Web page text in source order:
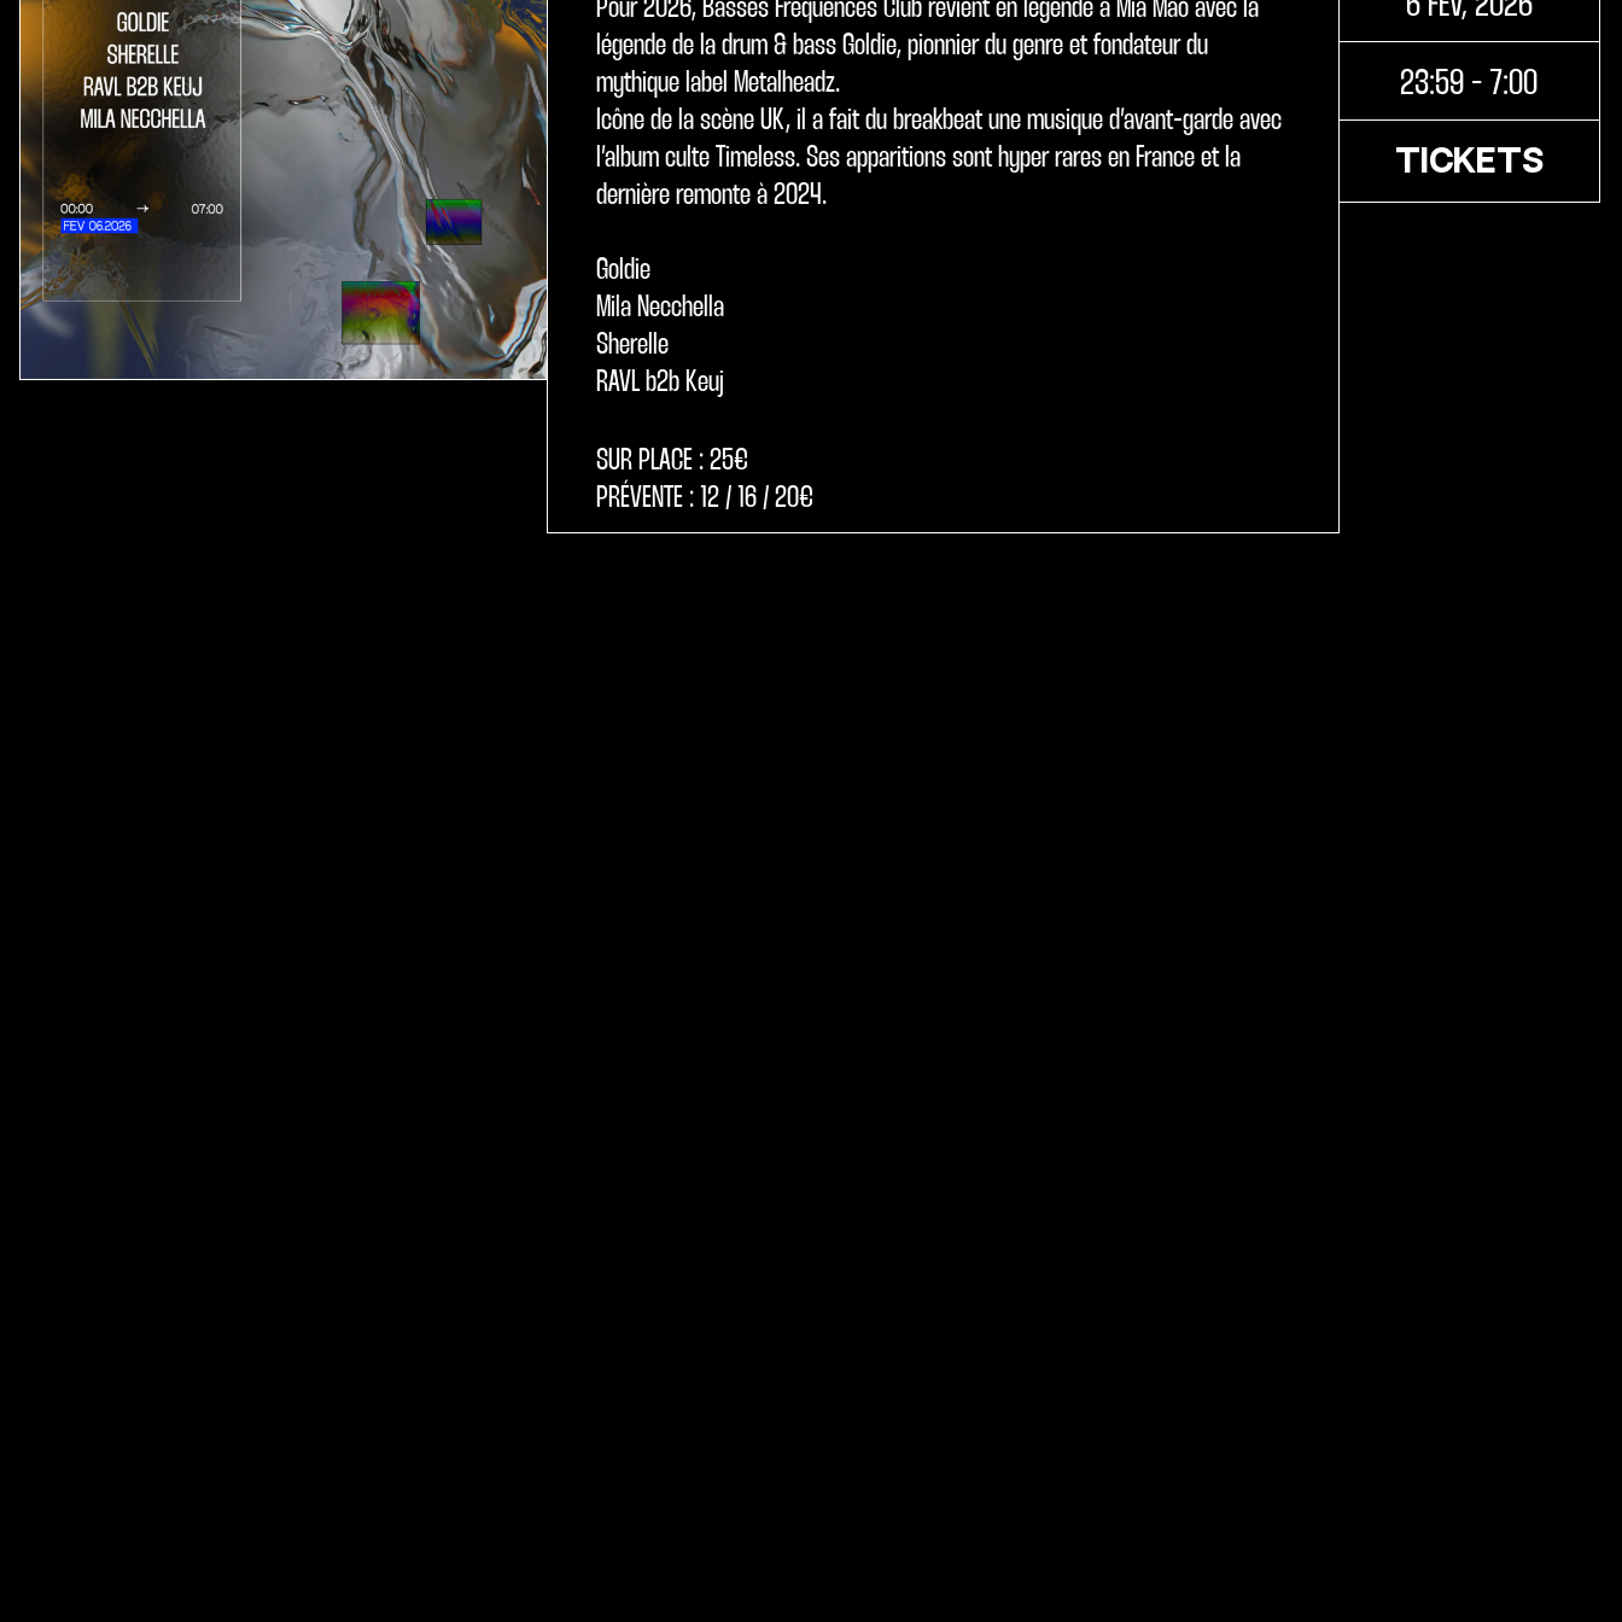
Pour 2026, Basses Fréquences Club revient en légende à Mia Mao avec la
légende de la drum & bass Goldie, pionnier du genre et fondateur du
mythique label Metalheadz.
Icône de la scène UK, il a fait du breakbeat une musique d’avant-garde avec
l’album culte Timeless. Ses apparitions sont hyper rares en France et la
dernière remonte à 2024.
Goldie
Mila Necchella
Sherelle
RAVL b2b Keuj
SUR PLACE : 25€
PRÉVENTE : 12 / 16 / 20€
23:59 - 7:00
TICKETS